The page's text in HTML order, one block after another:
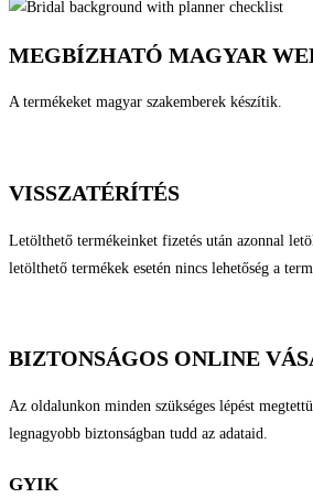
MEGBÍZHATÓ MAGYAR
A termékeket magyar szakemberek készítik.
VISSZATÉRÍTÉS
Letölthető termékeinket fizetés után azonnal
letölthető termékek esetén nincs lehetőség a
BIZTONSÁGOS ONLINE
Az oldalunkon minden szükséges lépést
legnagyobb biztonságban tudd az adataid.
GYIK